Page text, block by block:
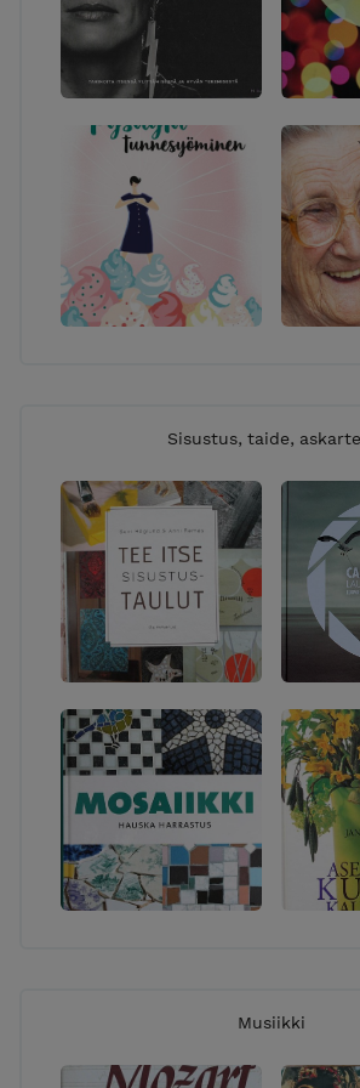
lähetys, ellei tuotekuvauksessa
Paketin kulku noin 3-7
Sisustus, taide,
Musiikki